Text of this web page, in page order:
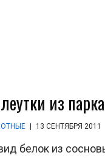
из парка
| 13 СЕНТЯБРЯ 2011
белок из